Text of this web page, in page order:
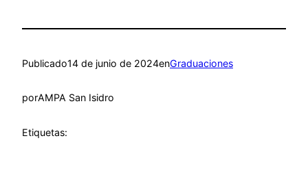
Publicado14 de junio de 2024enGraduaciones
porAMPA San Isidro
Etiquetas: